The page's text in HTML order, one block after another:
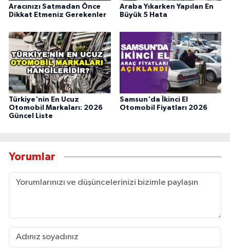
Aracınızı Satmadan Önce
Dikkat Etmeniz Gerekenler
Araba Yıkarken Yapılan En
Büyük 5 Hata
Türkiye'nin En Ucuz
Otomobil Markaları: 2026
Güncel Liste
Samsun'da İkinci El
Otomobil Fiyatları 2026
Yorumlar